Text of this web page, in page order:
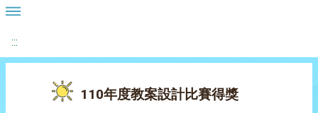
:::
110年度教案設計比賽得獎